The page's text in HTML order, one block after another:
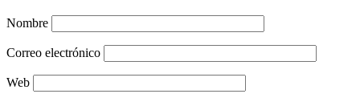
Nombre
Correo electrónico
Web